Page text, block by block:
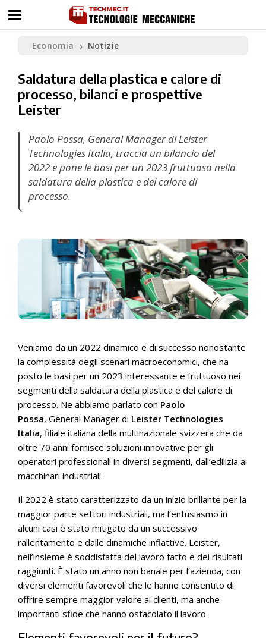
Economia ❯ Notizie
Saldatura della plastica e calore di
processo, bilanci e prospettive
Leister
Paolo Possa, General Manager di Leister
Technologies Italia, traccia un bilancio del
2022 e pone le basi per un 2023 fruttuoso nella
saldatura della plastica e del calore di
processo.
Veniamo da un 2022 dinamico e di successo nonostante
la complessità degli scenari macroeconomici, che ha
posto le basi per un 2023 interessante e fruttuoso nei
segmenti della saldatura della plastica e del calore di
processo. Ne abbiamo parlato con Paolo
Possa, General Manager di Leister Technologies
Italia, filiale italiana della multinazionale svizzera che da
oltre 70 anni fornisce soluzioni innovative per gli
operatori professionali in diversi segmenti, dall’edilizia ai
macchinari industriali.
Il 2022 è stato caratterizzato da un inizio brillante per la
maggior parte settori industriali, ma l’entusiasmo in
alcuni casi è stato mitigato da un successivo
rallentamento e dalle dinamiche inflattive. Leister,
nell’insieme è soddisfatta del lavoro fatto e dei risultati
raggiunti. È stato un anno non banale per l’azienda, con
diversi elementi favorevoli che le hanno consentito di
offrire sempre maggior valore ai clienti, ma anche
importanti sfide che hanno ostacolato il lavoro.